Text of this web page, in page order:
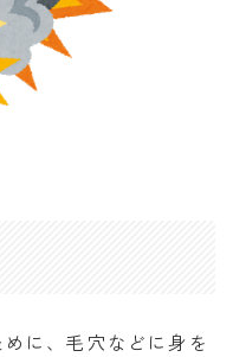
に、毛穴などに身を